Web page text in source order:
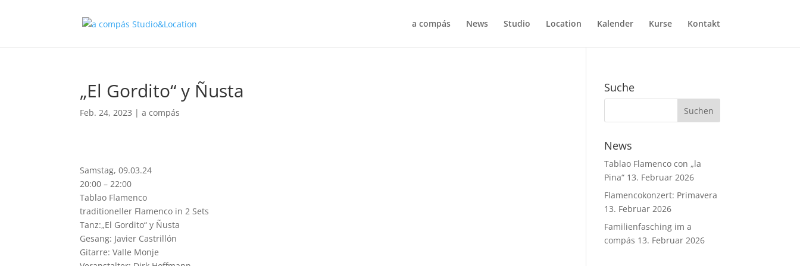
a compás News Studio Location Kalender Kurse Kontakt
„El Gordito“ y Ñusta
Feb. 24, 2023 |a compás
Samstag, 09.03.24
20:00 – 22:00
Tablao Flamenco
traditioneller Flamenco in 2 Sets
Tanz:„El Gordito“ y Ñusta
Gesang: Javier Castrillón
Gitarre: Valle Monje
Suche
News
Tablao Flamenco con „la
Pina“ 13. Februar 2026
Flamencokonzert: Primavera
13. Februar 2026
Familienfasching im a
compás 13. Februar 2026